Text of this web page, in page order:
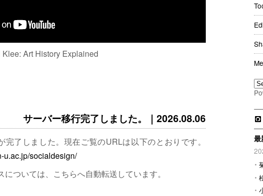
最
Art History Explained
サーバー移行完了しました。｜2026.08.06
完了しました。現在ご覧のURLは以下のとおりです。
u.ac.jp/socialdesign/
ついては、こちらへ自動転送しています。